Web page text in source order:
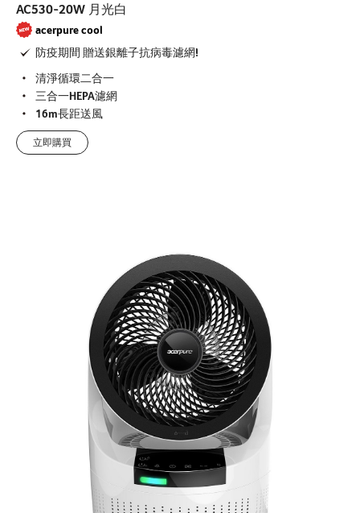
AC530-20W 月光白
acerpure cool
防疫期間 贈送銀離子抗病毒濾網!
清淨循環二合一
三合一HEPA濾網
16m長距送風
立即購買